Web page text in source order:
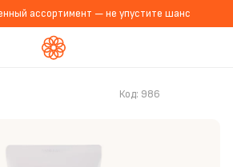
ассортимент — не упустите шанс
Код: 986